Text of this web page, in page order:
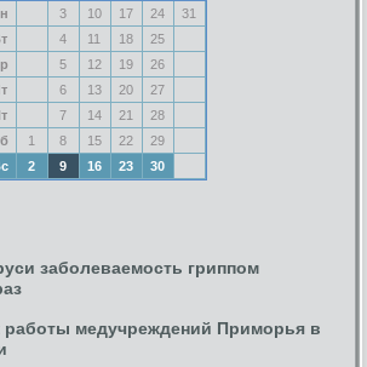
3 10 17 24
31
4 11 18
25
5 12 19
26
6 13 20
27
7 14 21
28
1 8 15 22
29
2 9 16 23 30
заболеваемость гриппом
работы медучреждений Приморья в